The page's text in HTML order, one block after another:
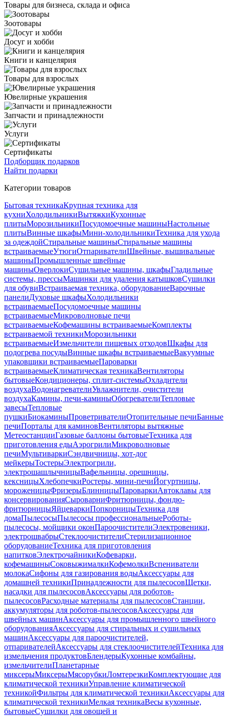
Товары для бизнеса, склада и офиса
Зоотовары
Досуг и хобби
Книги и канцелярия
Товары для взрослых
Ювелирные украшения
Запчасти и принадлежности
Услуги
Сертификаты
Подборщик подарков
Найти подарки
Категории товаров
Бытовая техникаКрупная техника для
кухниХолодильникиВытяжкиКухонные
плитыМорозильникиПосудомоечные машиныНастольные
плитыВинные шкафыМини-холодильникиТехника для ухода
за одеждойСтиральные машиныСтиральные машины
встраиваемыеУтюгиОтпаривателиШвейные, вышивальные
машиныПромышленные швейные
машиныОверлокиСушильные машины, шкафыГладильные
системы, прессыМашинки для удаления катышковСушилки
для обувиВстраиваемая техника, оборудованиеВарочные
панелиДуховые шкафыХолодильники
встраиваемыеПосудомоечные машины
встраиваемыеМикроволновые печи
встраиваемыеКофемашины встраиваемыеКомплекты
встраиваемой техникиМорозильники
встраиваемыеИзмельчители пищевых отходовШкафы для
подогрева посудыВинные шкафы встраиваемыеВакуумные
упаковщики встраиваемыеПароварки
встраиваемыеКлиматическая техникаВентиляторы
бытовыеКондиционеры, сплит-системыОхладители
воздухаВодонагревателиУвлажнители, очистители
воздухаКамины, печи-каминыОбогревателиТепловые
завесыТепловые
пушкиБиокаминыПроветривателиОтопительные печиБанные
печиПорталы для каминовВентиляторы вытяжные
МетеостанцииГазовые баллоны бытовыеТехника для
приготовления едыАэрогрилиМикроволновые
печиМультиваркиСэндвичницы, хот-дог
мейкерыТостерыЭлектрогрили,
электрошашлычницыВафельницы, орешницы,
кексницыХлебопечкиРостеры, мини-печиЙогуртницы,
мороженицыФризерыБлинницыПароваркиАвтоклавы для
консервированияСыроварниФритюрницы, фондю-
фритюрницыЯйцеваркиПопкорницыТехника для
домаПылесосыПылесосы профессиональныеРоботы-
пылесосы, мойщики оконПароочистителиЭлектровеники,
электрошвабрыСтеклоочистителиСтерилизационное
оборудованиеТехника для приготовления
напитковЭлектрочайникиКофеварки,
кофемашиныСоковыжималкиКофемолкиВспениватели
молокаСифоны для газирования водыАксессуары для
домашней техникиПринадлежности для пылесосовЩетки,
насадки для пылесосовАксессуары для роботов-
пылесосовРасходные материалы для пылесосовСтанции,
аккумуляторы для роботов-пылесосовАксессуары для
швейных машинАксессуары для промышленного швейного
оборудованияАксессуары для стиральных и сушильных
машинАксессуары для пароочистителей,
отпаривателейАксессуары для стеклоочистителейТехника для
измельчения продуктовБлендерыКухонные комбайны,
измельчителиПланетарные
миксерыМиксерыМясорубкиЛомтерезкиКомплектующие для
климатической техникиУправление климатической
техникойФильтры для климатической техникиАксессуары для
климатической техникиМелкая техникаВесы кухонные,
бытовыеСушилки для овощей и